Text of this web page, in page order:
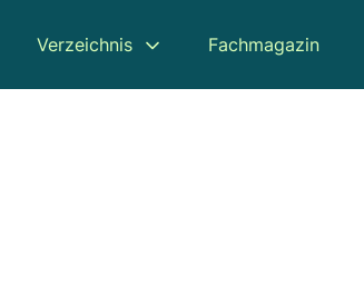
Verzeichnis Fachmagazin